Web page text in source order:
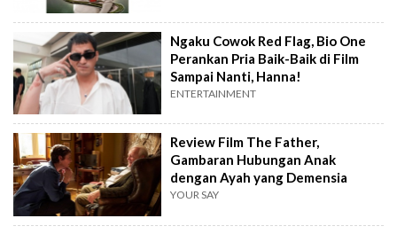
Ngaku Cowok Red Flag, Bio One
Perankan Pria Baik-Baik di Film
Sampai Nanti, Hanna!
ENTERTAINMENT
Review Film The Father,
Gambaran Hubungan Anak
dengan Ayah yang Demensia
YOUR SAY